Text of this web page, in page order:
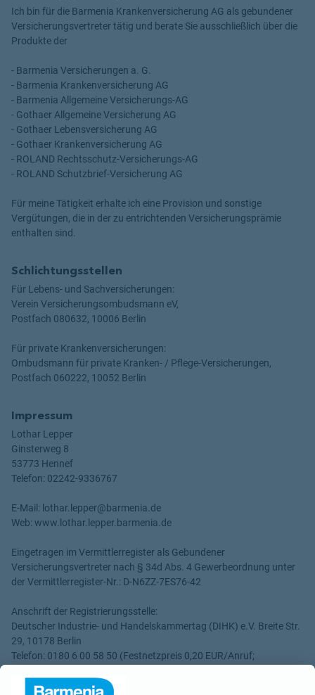
Ich bin für die Barmenia Krankenversicherung AG als gebundener
Versicherungsvertreter tätig und berate Sie ausschließlich über die
Produkte der
- Barmenia Versicherungen a. G.
- Barmenia Krankenversicherung AG
- Barmenia Allgemeine Versicherungs-AG
- Gothaer Allgemeine Versicherung AG
- Gothaer Lebensversicherung AG
- Gothaer Krankenversicherung AG
- ROLAND Rechtsschutz-Versicherungs-AG
- ROLAND Schutzbrief-Versicherung AG
Für meine Tätigkeit erhalte ich eine Provision und sonstige
Vergütungen, die in der zu entrichtenden Versicherungsprämie
enthalten sind.
Schlichtungsstellen
Für Lebens- und Sachversicherungen:
Verein Versicherungsombudsmann eV,
Postfach 080632, 10006 Berlin
Für private Krankenversicherungen:
Ombudsmann für private Kranken- / Pflege-Versicherungen,
Postfach 060222, 10052 Berlin
Impressum
Lothar Lepper
Ginsterweg 8
53773 Hennef
Telefon: 02242-9336767
E-Mail: lothar.lepper@barmenia.de
Web: www.lothar.lepper.barmenia.de
Eingetragen im Vermittlerregister als Gebundener
Versicherungsvertreter nach § 34d Abs. 4 Gewerbeordnung unter
der Vermittlerregister-Nr.: D-N6ZZ-7ES76-42
Anschrift der Registrierungsstelle:
Deutscher Industrie- und Handelskammertag (DIHK) e.V. Breite Str.
29, 10178 Berlin
Telefon: 0180 6 00 58 50 (Festnetzpreis 0,20 EUR/Anruf;
Internet: www.vermittlerregister.info